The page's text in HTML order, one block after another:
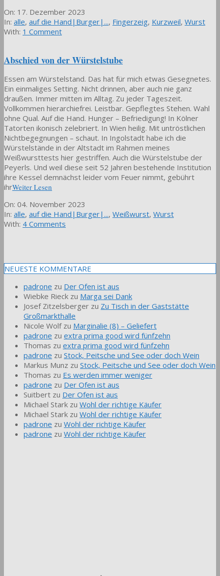
2023-
12-
17
On: 17. Dezember 2023
In: alle, auf die Hand|Burger|..., Fingerzeig, Kurzweil, Wurst
With: 1 Comment
Abschied von der Würstelstube
Essen am Würstelstand. Das hat für mich etwas Gesegnetes.
Ein einmaliges Setting. Nicht drinnen, aber auch nie ganz
draußen. Immer mitten im Alltag. Zu jeder Tageszeit.
Vollkommen hierarchiefrei. Leistbar. Gepflegtes Stehen. Wahl
ohne Qual. Auf die Hand. Hunger – Befriedigung! In Kölner
Tatorten ikonisch zelebriert. In Wien heilig. Mit untröstlichen
Nichtbegegnungen – schaut. In Ingolstadt habe ich die
Würstelstände in der Altstadt im Rahmen meines
Weißwursttests hier gestriffen. Auch die Würstelstube der
Peyerls. Und weil diese seit 52 Jahren bestehende Institution
ihre Kessel demnächst leider vom Feuer nimmt, gebührt
ihrWeiter Lesen
2023-
11-
04
On: 04. November 2023
In: alle, auf die Hand|Burger|..., Weißwurst, Wurst
With: 4 Comments
NEUESTE KOMMENTARE
padrone zu Der Ofen ist aus
Wiebke Rieck zu Marga sei Dank
Josef Zitzelsberger zu Zu Tisch in der Gaststätte
Großmarkthalle
Nicole Wolfzu Marginalie (8) – Geliefert
padrone zu extra prima good wird fünfzehn
Thomas zu extra prima good wird fünfzehn
padrone zu Stock, Peitsche und See oder doch Wein
Markus Munz zu Stock, Peitsche und See oder doch Wein
Thomas zu Es werden immer weniger
padrone zu Der Ofen ist aus
Suitbert zu Der Ofen ist aus
Michael Stark zu Wohl der richtige Käufer
Michael Stark zu Wohl der richtige Käufer
padrone zu Wohl der richtige Käufer
padrone zu Wohl der richtige Käufer